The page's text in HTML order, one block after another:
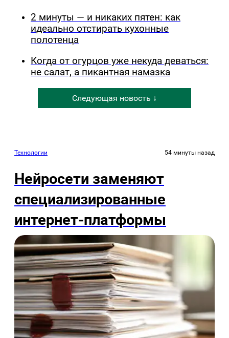
2 минуты — и никаких пятен: как
идеально отстирать кухонные
полотенца
Когда от огурцов уже некуда деваться:
не салат, а пикантная намазка
Следующая новость ↓
Технологии 54 минуты назад
Нейросети заменяют
специализированные
интернет-платформы